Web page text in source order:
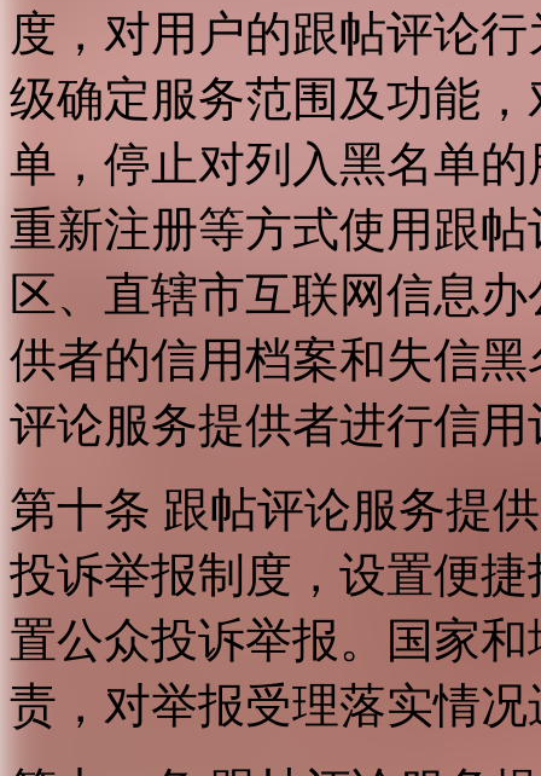
度，对用户的跟帖评论
级确定服务范围及功能
单，停止对列入黑名单
重新注册等方式使用跟
区、直辖市互联网信息
供者的信用档案和失信
评论服务提供者进行信用
第十条 跟帖评论服务提
投诉举报制度，设置便
置公众投诉举报。国家
责，对举报受理落实情